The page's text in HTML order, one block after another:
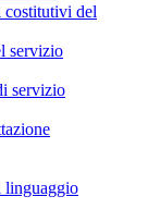
costitutivi del
servizio
servizio
linguaggio